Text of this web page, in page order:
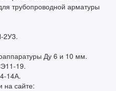
трубопроводной арматуры
2У3.
Ду 6 и 10 мм.
19.
14А.
на сайте: